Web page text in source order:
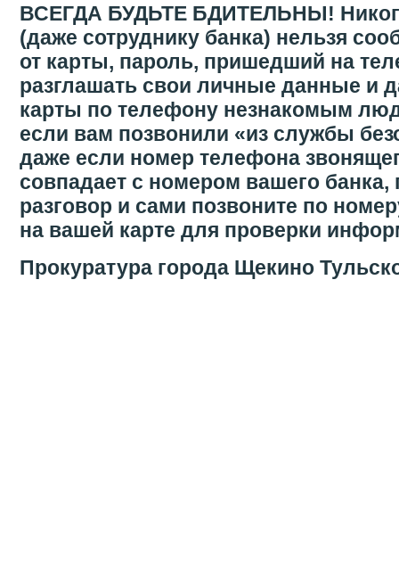
ВСЕГДА БУДЬТЕ БДИТЕЛЬНЫ!
(даже сотруднику банка) нельзя
от карты, пароль, пришедший на
разглашать свои личные данные и
карты по телефону незнакомым
если вам позвонили «из службы
даже если номер телефона
совпадает с номером вашего банка,
разговор и сами позвоните по
на вашей карте для проверки
Прокуратура города Щекино